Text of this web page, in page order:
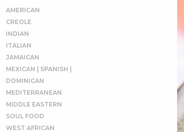
AMERICAN
CREOLE
INDIAN
ITALIAN
JAMAICAN
MEXICAN | SPANISH |
DOMINICAN
MEDITERRANEAN
MIDDLE EASTERN
SOUL FOOD
WEST AFRICAN